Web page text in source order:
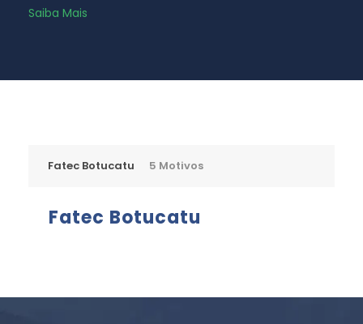
Saiba Mais
Fatec Botucatu 5 Motivos
Fatec Botucatu